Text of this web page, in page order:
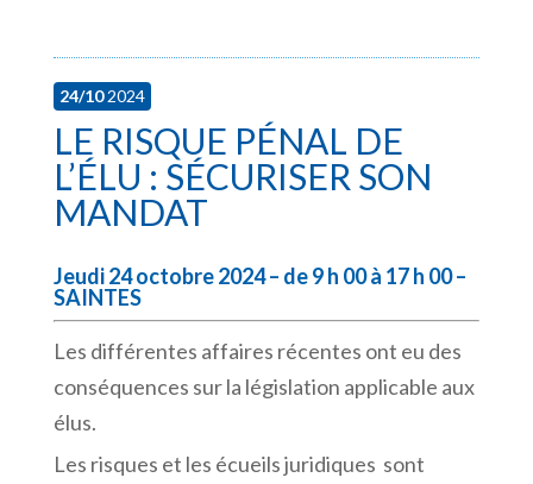
24/102024
LE RISQUE PÉNAL DE
L’ÉLU : SÉCURISER SON
MANDAT
Jeudi 24 octobre 2024 – de 9 h 00 à 17 h 00 –
SAINTES
Les différentes affaires récentes ont eu des
conséquences sur la législation applicable aux
élus.
Les risques et les écueils juridiques sont